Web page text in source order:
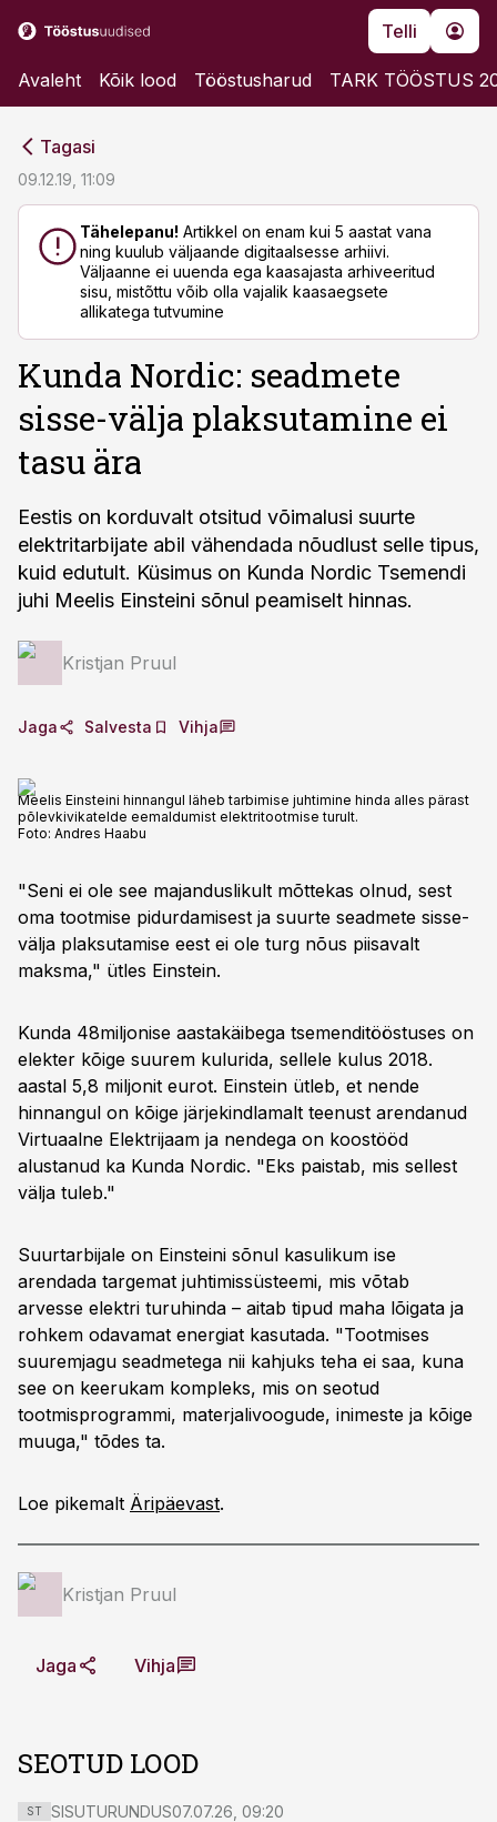
Telli
Avaleht Kõik lood Tööstusharud TARK TÖÖSTUS
Tagasi
09.12.19, 11:09
Tähelepanu! Artikkel on enam kui 5 aastat vana
ning kuulub väljaande digitaalsesse arhiivi.
Väljaanne ei uuenda ega kaasajasta arhiveeritud
sisu, mistõttu võib olla vajalik kaasaegsete
allikatega tutvumine
Kunda Nordic: seadmete
sisse-välja plaksutamine ei
tasu ära
Eestis on korduvalt otsitud võimalusi suurte
elektritarbijate abil vähendada nõudlust selle tipus,
kuid edutult. Küsimus on Kunda Nordic Tsemendi
juhi Meelis Einsteini sõnul peamiselt hinnas.
Kristjan Pruul
Jaga Salvesta Vihja
Meelis Einsteini hinnangul läheb tarbimise juhtimine hinda alles pärast
põlevkivikatelde eemaldumist elektritootmise turult.
Foto: Andres Haabu
"Seni ei ole see majanduslikult mõttekas olnud, sest
oma tootmise pidurdamisest ja suurte seadmete sisse-
välja plaksutamise eest ei ole turg nõus piisavalt
maksma," ütles Einstein.
Kunda 48miljonise aastakäibega tsemenditööstuses on
elekter kõige suurem kulurida, sellele kulus 2018.
aastal 5,8 miljonit eurot. Einstein ütleb, et nende
hinnangul on kõige järjekindlamalt teenust arendanud
Virtuaalne Elektrijaam ja nendega on koostööd
alustanud ka Kunda Nordic. "Eks paistab, mis sellest
välja tuleb."
Suurtarbijale on Einsteini sõnul kasulikum ise
arendada targemat juhtimissüsteemi, mis võtab
arvesse elektri turuhinda – aitab tipud maha lõigata ja
rohkem odavamat energiat kasutada. "Tootmises
suuremjagu seadmetega nii kahjuks teha ei saa, kuna
see on keerukam kompleks, mis on seotud
tootmisprogrammi, materjalivoogude, inimeste ja kõige
muuga," tõdes ta.
Loe pikemalt Äripäevast.
Kristjan Pruul
Jaga Vihja
SEOTUD LOOD
ST SISUTURUNDUS07.07.26, 09:20